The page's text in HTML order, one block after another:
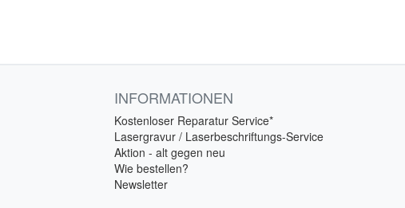
INFORMATIONEN
Kostenloser Reparatur Service*
Lasergravur / Laserbeschriftungs-Service
Aktion - alt gegen neu
Wie bestellen?
Newsletter